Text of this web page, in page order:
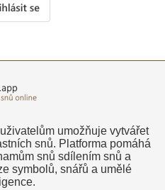
umožňuje vytvářet
snů. Platforma pomáhá
snů sdílením snů a
symbolů, snářů a umělé